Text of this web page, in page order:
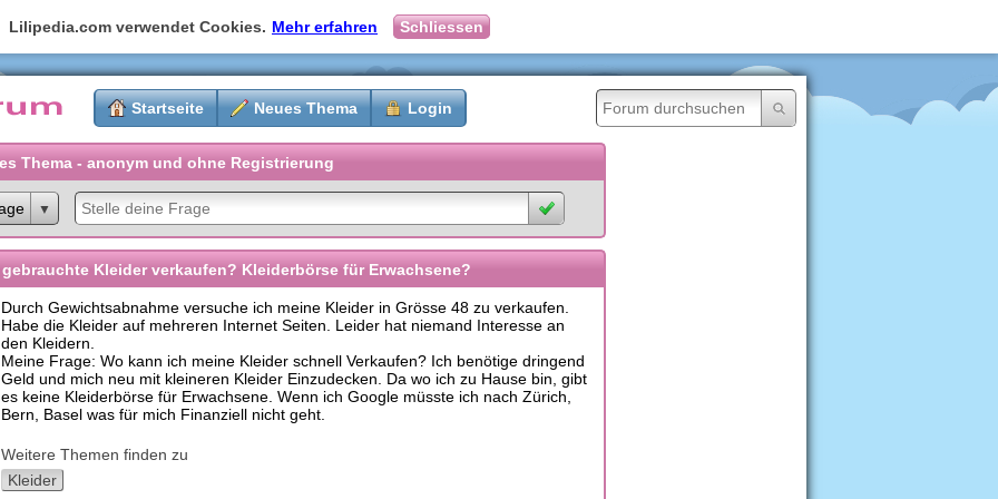
Lilipedia.com verwendet Cookies. Mehr erfahren Schliessen
Startseite Neues Thema Login
Thema - anonym und ohne Registrierung
gebrauchte Kleider verkaufen? Kleiderbörse für Erwachsene?
Durch Gewichtsabnahme versuche ich meine Kleider in Grösse 48 zu verkaufen.
Habe die Kleider auf mehreren Internet Seiten. Leider hat niemand Interesse an
den Kleidern.
Meine Frage: Wo kann ich meine Kleider schnell Verkaufen? Ich benötige dringend
Geld und mich neu mit kleineren Kleider Einzudecken. Da wo ich zu Hause bin, gibt
es keine Kleiderbörse für Erwachsene. Wenn ich Google müsste ich nach Zürich,
Bern, Basel was für mich Finanziell nicht geht.
Weitere Themen finden zu
Kleider